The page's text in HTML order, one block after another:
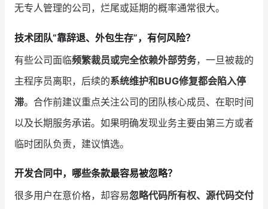
无专人管理的公司，烂尾或延期的概率通常很大。
技术团队“靠辞退、外包生存”，有何风险？
有些公司面临频繁裁员或完全依赖外部劳务，一旦被裁的
主程序员离职，后续的系统维护和BUG修复都会陷入停
滞。合作前建议重点关注公司的团队核心成员、在职时间
以及长期服务承诺。如果明确发现业务主要由第三方或者
临时团队负责，建议慎选。
开发合同中，哪些条款最容易被忽略？
很多用户在意价格，却容易忽略代码所有权、源代码交付